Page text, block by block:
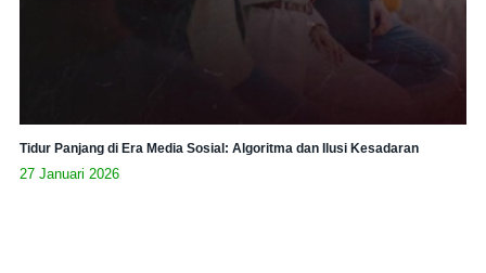
Tidur Panjang di Era Media Sosial: Algoritma dan Ilusi Kesadaran
27 Januari 2026